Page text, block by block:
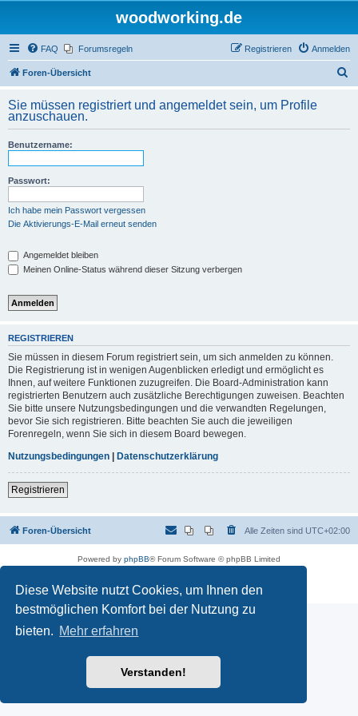
Diese Website nutzt Cookies, um Ihnen den
bestmöglichen Komfort bei der Nutzung zu
bieten. Mehr erfahren
Verstanden!
woodworking.de
FAQ Forumsregeln Anmelden
Registrieren
Foren-Übersicht
h
Sie müssen registriert und angemeldet sein, um Profile
anzuschauen.
Benutzername:
Passwort:
Ich habe mein Passwort vergessen
Die Aktivierungs-E-Mail erneut senden
Angemeldet bleiben
Meinen Online-Status während dieser Sitzung verbergen
REGISTRIEREN
Sie müssen in diesem Forum registriert sein, um sich anmelden zu können.
Die Registrierung ist in wenigen Augenblicken erledigt und ermöglicht es
Ihnen, auf weitere Funktionen zuzugreifen. Die Board-Administration kann
registrierten Benutzern auch zusätzliche Berechtigungen zuweisen. Beachten
Sie bitte unsere Nutzungsbedingungen und die verwandten Regelungen,
bevor Sie sich registrieren. Bitte beachten Sie auch die jeweiligen
Forenregeln, wenn Sie sich in diesem Board bewegen.
Nutzungsbedingungen | Datenschutzerklärung
Registrieren
Foren-Übersicht Alle Zeiten sind UTC+02:00
Powered by phpBB® Forum Software © phpBB Limited
Datenschutz|Nutzungsbedingungen